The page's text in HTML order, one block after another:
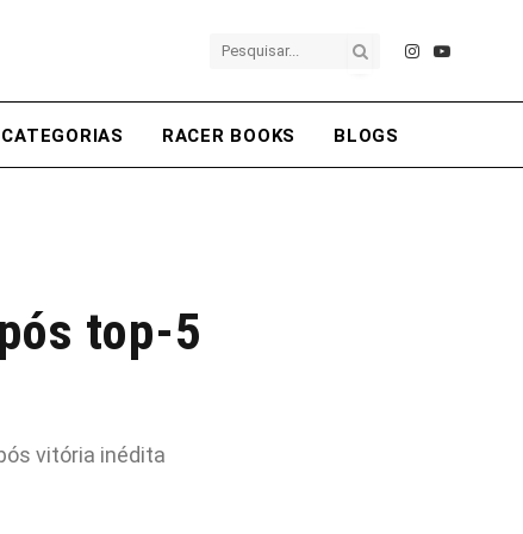
Instagram
YouTube
RACER BOOKS BLOGS
top-5
vitória inédita